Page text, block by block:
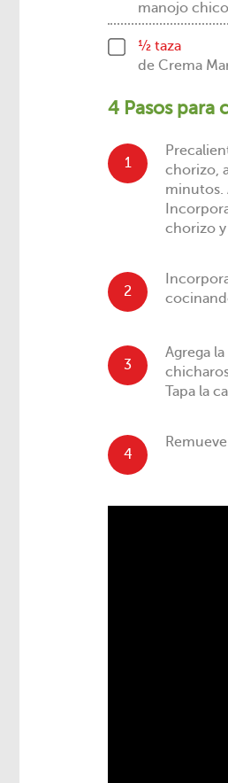
manojo
½ taza
de Crema
4 Pasos para
1
chorizo,
minutos.
chorizo
2
3
Agrega
Tapa la
4